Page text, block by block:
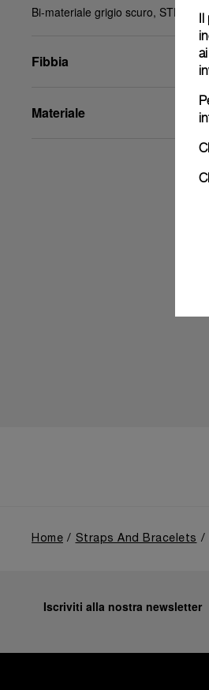
Bi-materiale grigio scuro, STD, 26/
Fibbia
Materiale
Home Straps And Bracelets
Iscriviti alla nostra newsletter
Il